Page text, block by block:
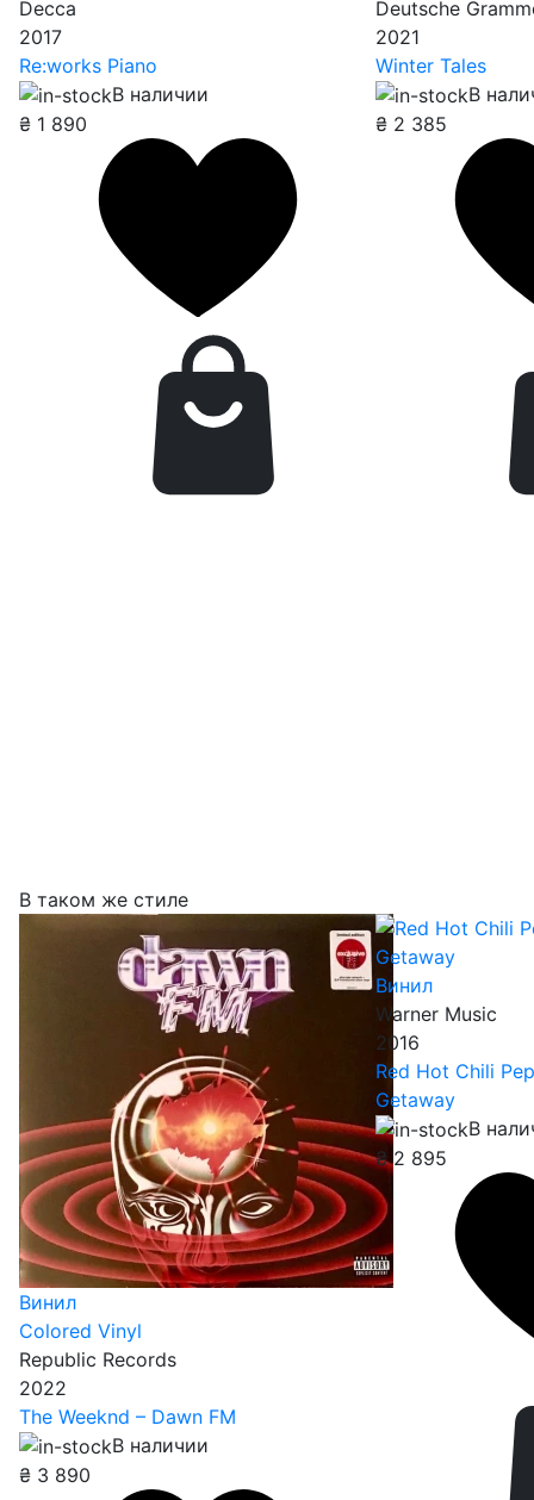
Decca
2017
Re:works Piano
В наличии
₴ 1 890
Deutsche
2021
Winter Tales
В
₴ 2 385
В таком же стиле
Винил
Colored Vinyl
Republic Records
2022
The Weeknd – Dawn FM
В наличии
₴ 3 890
Винил
Warner Music
2016
Red Hot Chili
Getaway
В
₴2 895